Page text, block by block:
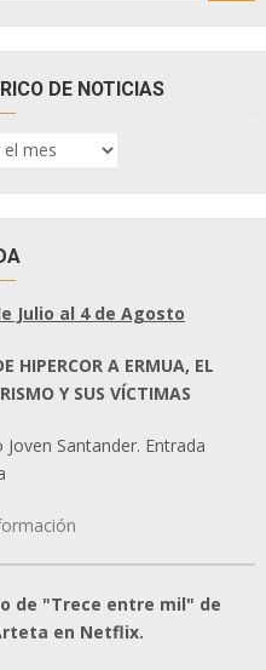
DE NOTICIAS
Julio al 4 de Agosto
HIPERCOR A ERMUA, EL
Y SUS VÍCTIMAS
Joven Santander. Entrada
de "Trece entre mil" de
en Netflix.